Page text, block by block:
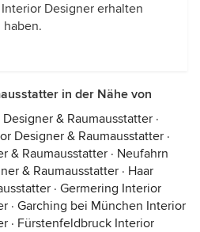
Designer erhalten
haben.
in der Nähe von
& Raumausstatter ·
Designer & Raumausstatter ·
& Raumausstatter · Neufahrn
& Raumausstatter · Haar
· Germering Interior
· Garching bei München Interior
· Fürstenfeldbruck Interior